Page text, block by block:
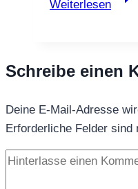
Weiterlesen
Schreibe einen
Deine E-Mail-Adresse
Erforderliche Felder sind